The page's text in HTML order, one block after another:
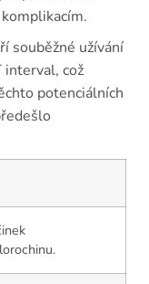
souběžné užívání
což
potenciálních